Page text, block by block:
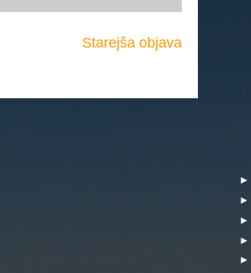
Starejša objava
►
►
►
►
►